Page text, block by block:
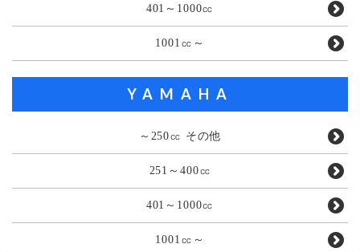
401～1000㏄
1001㏄～
YAMAHA
～250㏄ その他
251～400㏄
401～1000㏄
1001㏄～